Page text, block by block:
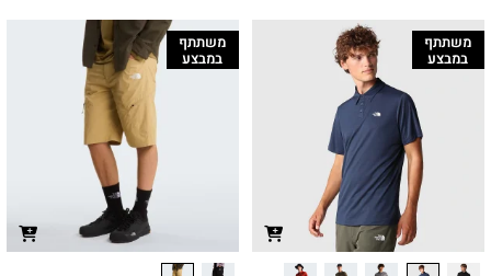
משתתף
במבצע
משתתף
במבצע